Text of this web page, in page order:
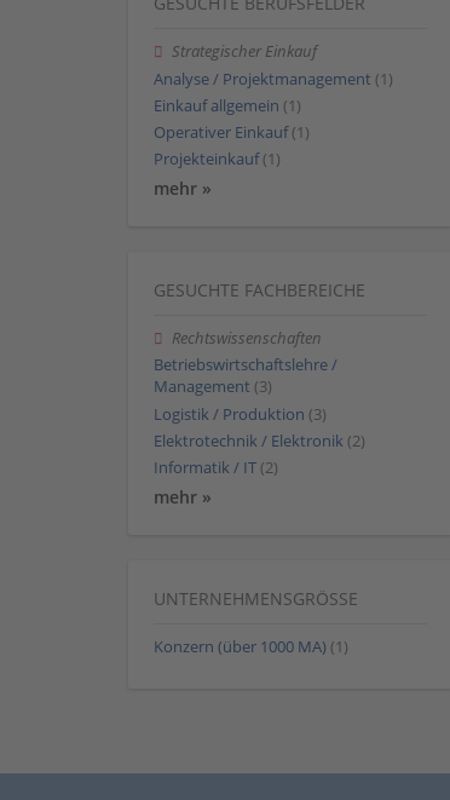
Strategischer Einkauf
Analyse / Projektmanagement (1)
Einkauf allgemein (1)
Operativer Einkauf (1)
Projekteinkauf (1)
mehr »
GESUCHTE FACHBEREICHE
Rechtswissenschaften
Betriebswirtschaftslehre /
Management (3)
Logistik / Produktion (3)
Elektrotechnik / Elektronik (2)
Informatik / IT (2)
mehr »
UNTERNEHMENSGRÖSSE
Konzern (über 1000 MA) (1)